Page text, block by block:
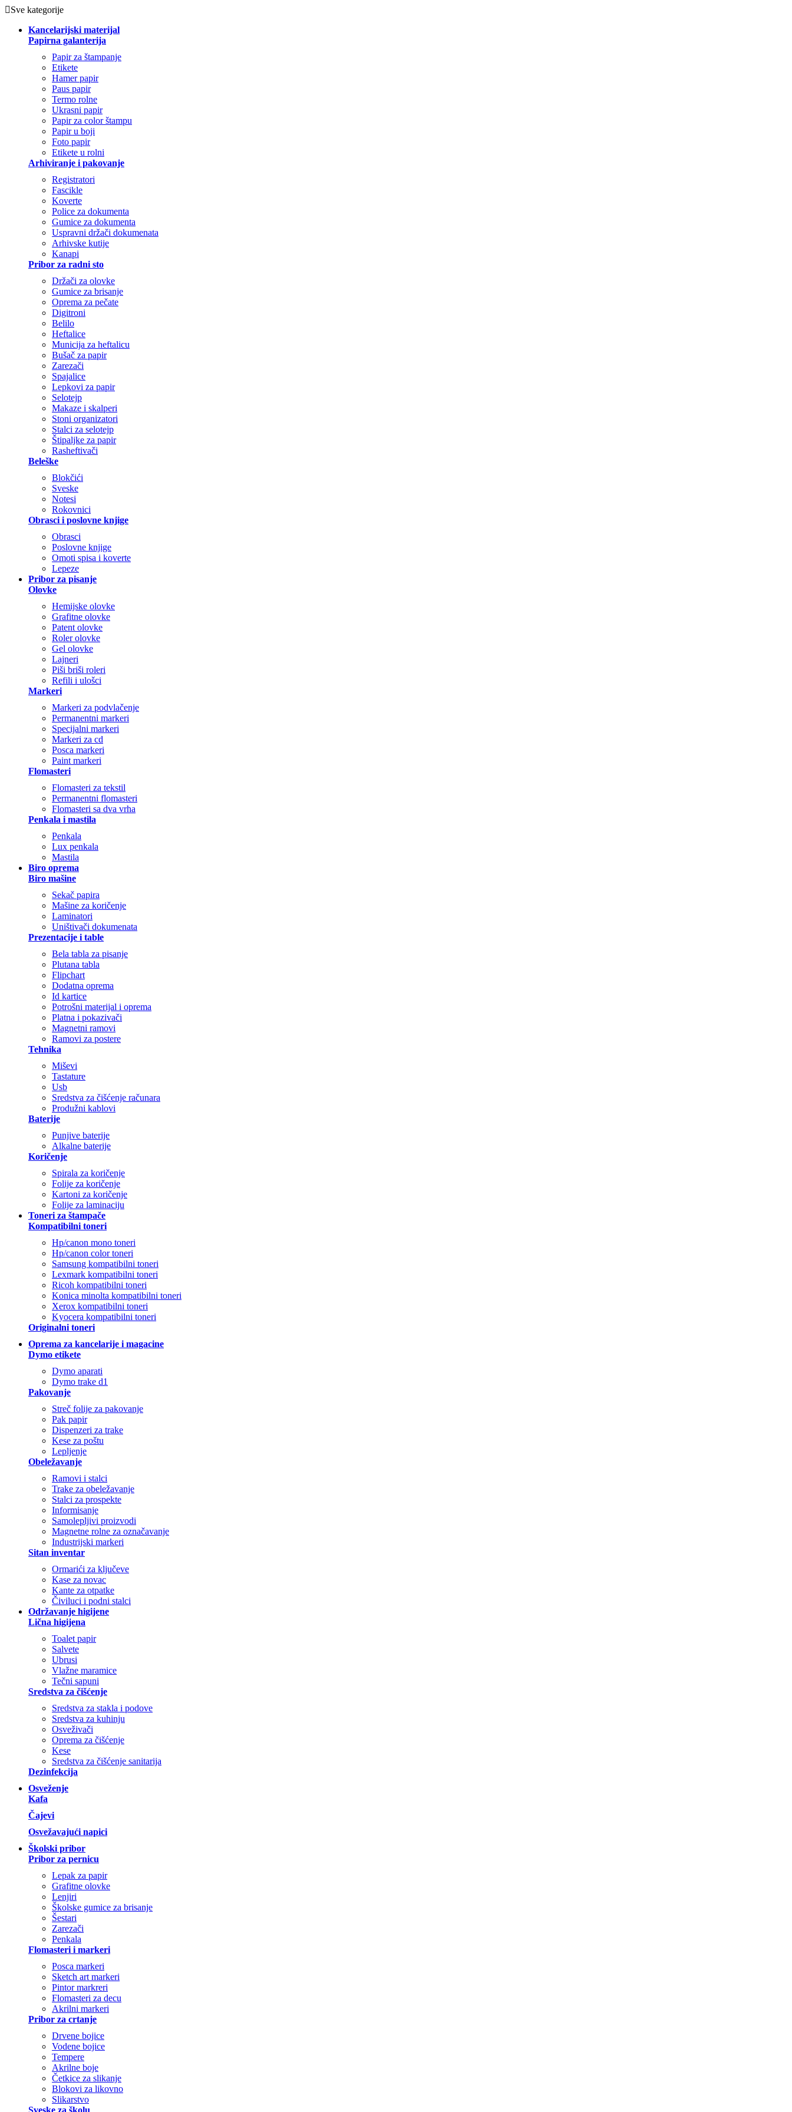
Sve kategorije
Kancelarijski materijal
Papirna galanterija
Papir za štampanje
Etikete
Hamer papir
Paus papir
Termo rolne
Ukrasni papir
Papir za color štampu
Papir u boji
Foto papir
Etikete u rolni
Arhiviranje i pakovanje
Registratori
Fascikle
Koverte
Police za dokumenta
Gumice za dokumenta
Uspravni držači dokumenata
Arhivske kutije
Kanapi
Pribor za radni sto
Držači za olovke
Gumice za brisanje
Oprema za pečate
Digitroni
Belilo
Heftalice
Municija za heftalicu
Bušač za papir
Zarezači
Spajalice
Lepkovi za papir
Selotejp
Makaze i skalperi
Stoni organizatori
Stalci za selotejp
Štipaljke za papir
Rasheftivači
Beleške
Blokčići
Sveske
Notesi
Rokovnici
Obrasci i poslovne knjige
Obrasci
Poslovne knjige
Omoti spisa i koverte
Lepeze
Pribor za pisanje
Olovke
Hemijske olovke
Grafitne olovke
Patent olovke
Roler olovke
Gel olovke
Lajneri
Piši briši roleri
Refili i ulošci
Markeri
Markeri za podvlačenje
Permanentni markeri
Specijalni markeri
Markeri za cd
Posca markeri
Paint markeri
Flomasteri
Flomasteri za tekstil
Permanentni flomasteri
Flomasteri sa dva vrha
Penkala i mastila
Penkala
Lux penkala
Mastila
Biro oprema
Biro mašine
Sekač papira
Mašine za koričenje
Laminatori
Uništivači dokumenata
Prezentacije i table
Bela tabla za pisanje
Plutana tabla
Flipchart
Dodatna oprema
Id kartice
Potrošni materijal i oprema
Platna i pokazivači
Magnetni ramovi
Ramovi za postere
Tehnika
Miševi
Tastature
Usb
Sredstva za čišćenje računara
Produžni kablovi
Baterije
Punjive baterije
Alkalne baterije
Koričenje
Spirala za koričenje
Folije za koričenje
Kartoni za koričenje
Folije za laminaciju
Toneri za štampače
Kompatibilni toneri
Hp/canon mono toneri
Hp/canon color toneri
Samsung kompatibilni toneri
Lexmark kompatibilni toneri
Ricoh kompatibilni toneri
Konica minolta kompatibilni toneri
Xerox kompatibilni toneri
Kyocera kompatibilni toneri
Originalni toneri
Oprema za kancelarije i magacine
Dymo etikete
Dymo aparati
Dymo trake d1
Pakovanje
Streč folije za pakovanje
Pak papir
Dispenzeri za trake
Kese za poštu
Lepljenje
Obeležavanje
Ramovi i stalci
Trake za obeležavanje
Stalci za prospekte
Informisanje
Samolepljivi proizvodi
Magnetne rolne za označavanje
Industrijski markeri
Sitan inventar
Ormarići za ključeve
Kase za novac
Kante za otpatke
Čiviluci i podni stalci
Održavanje higijene
Lična higijena
Toalet papir
Salvete
Ubrusi
Vlažne maramice
Tečni sapuni
Sredstva za čišćenje
Sredstva za stakla i podove
Sredstva za kuhinju
Osveživači
Oprema za čišćenje
Kese
Sredstva za čišćenje sanitarija
Dezinfekcija
Osveženje
Kafa
Čajevi
Osvežavajući napici
Školski pribor
Pribor za pernicu
Lepak za papir
Grafitne olovke
Lenjiri
Školske gumice za brisanje
Šestari
Zarezači
Penkala
Flomasteri i markeri
Posca markeri
Sketch art markeri
Pintor markreri
Flomasteri za decu
Akrilni markeri
Pribor za crtanje
Drvene bojice
Vodene bojice
Tempere
Akrilne boje
Četkice za slikanje
Blokovi za likovno
Slikarstvo
Sveske za školu